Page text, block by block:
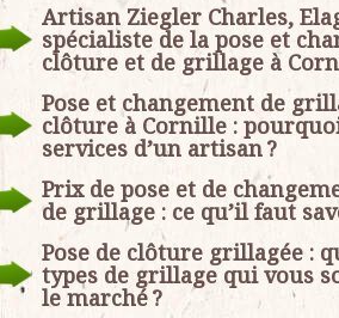
Artisan Ziegler Charles,
spécialiste de la pose et
clôture et de grillage à
Pose et changement de
clôture à Cornille :
services d’un artisan ?
Prix de pose et de
de grillage : ce qu’il faut
Pose de clôture grillagée :
types de grillage qui vous
le marché ?